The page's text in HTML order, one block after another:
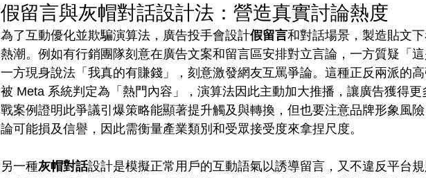
假留言與灰帽對話設計法：營造真實討論熱度
為了互動優化並欺騙演算法，廣告投手會設計假留言和對話場景，製造貼文
熱潮。例如有行銷團隊刻意在廣告文案和留言區安排對立言論，一方質疑「
一方現身說法「我真的有賺錢」，刻意激發網友互罵爭論。這種正反兩派的
被 Meta 系統判定為「熱門內容」，演算法因此主動加大推播，讓廣告獲得
戰案例證明此爭議引爆策略能顯著提升觸及與轉換，但也要注意品牌形象風
論可能損及信譽，因此需衡量產業類別和受眾接受度來拿捏尺度。
另一種灰帽對話設計是模擬正常用戶的互動語氣以誘導留言，又不違反平台